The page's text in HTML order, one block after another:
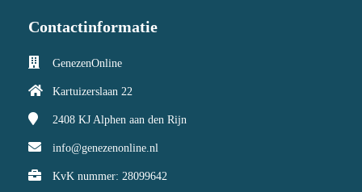
Contactinformatie
GenezenOnline
Kartuizerslaan 22
2408 KJ Alphen aan den Rijn
info@genezenonline.nl
KvK nummer: 28099642